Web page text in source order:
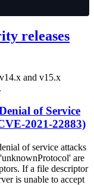
releases
and v15.x
of Service
2021-22883)
of service attacks
are
If a file descriptor
is unable to accept